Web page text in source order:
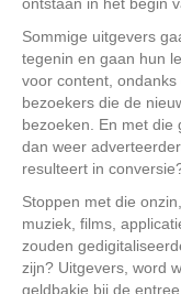
Sommige uitgevers
tegenin en gaan hun
voor content, ondanks
bezoekers die de
bezoeken. En met die
dan weer
resulteert in
Stoppen met die
muziek, films,
zouden
zijn? Uitgevers, word
geldbakje bij de entree.